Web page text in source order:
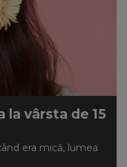
la vârsta de 15
era mică, lumea